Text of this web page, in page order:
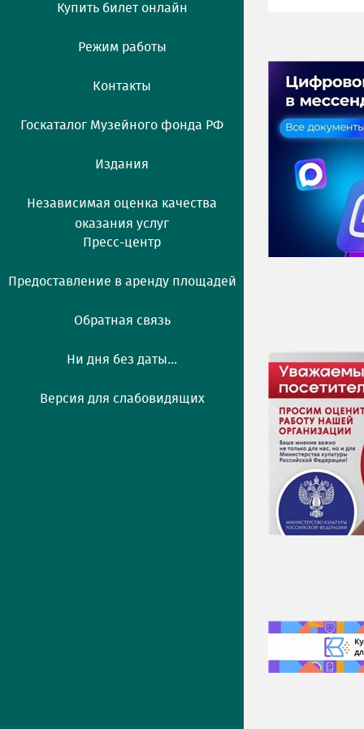
Купить билет онлайн
Режим работы
Контакты
Госкаталог Музейного фонда РФ
Издания
Независимая оценка качества
оказания услуг
Пресс-центр
Предоставление в аренду площадей
Обратная связь
Ни дня без даты...
Версия для слабовидящих